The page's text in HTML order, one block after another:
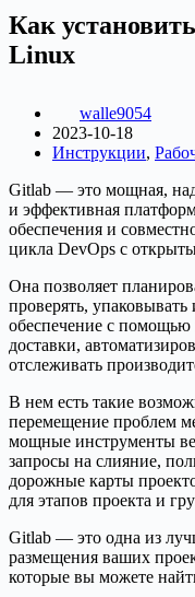
Как
Linux
walle9054
2023-10-18
Инструкции,
Gitlab — это мощная,
и эффективная
обеспечения и
цикла DevOps с
Она позволяет
проверять,
обеспечение с
доставки,
отслеживать
В нем есть такие
перемещение проблем
мощные инструменты
запросы на слияние,
дорожные карты
для этапов проекта и
Gitlab — это одна из
размещения ваших
которые вы можете